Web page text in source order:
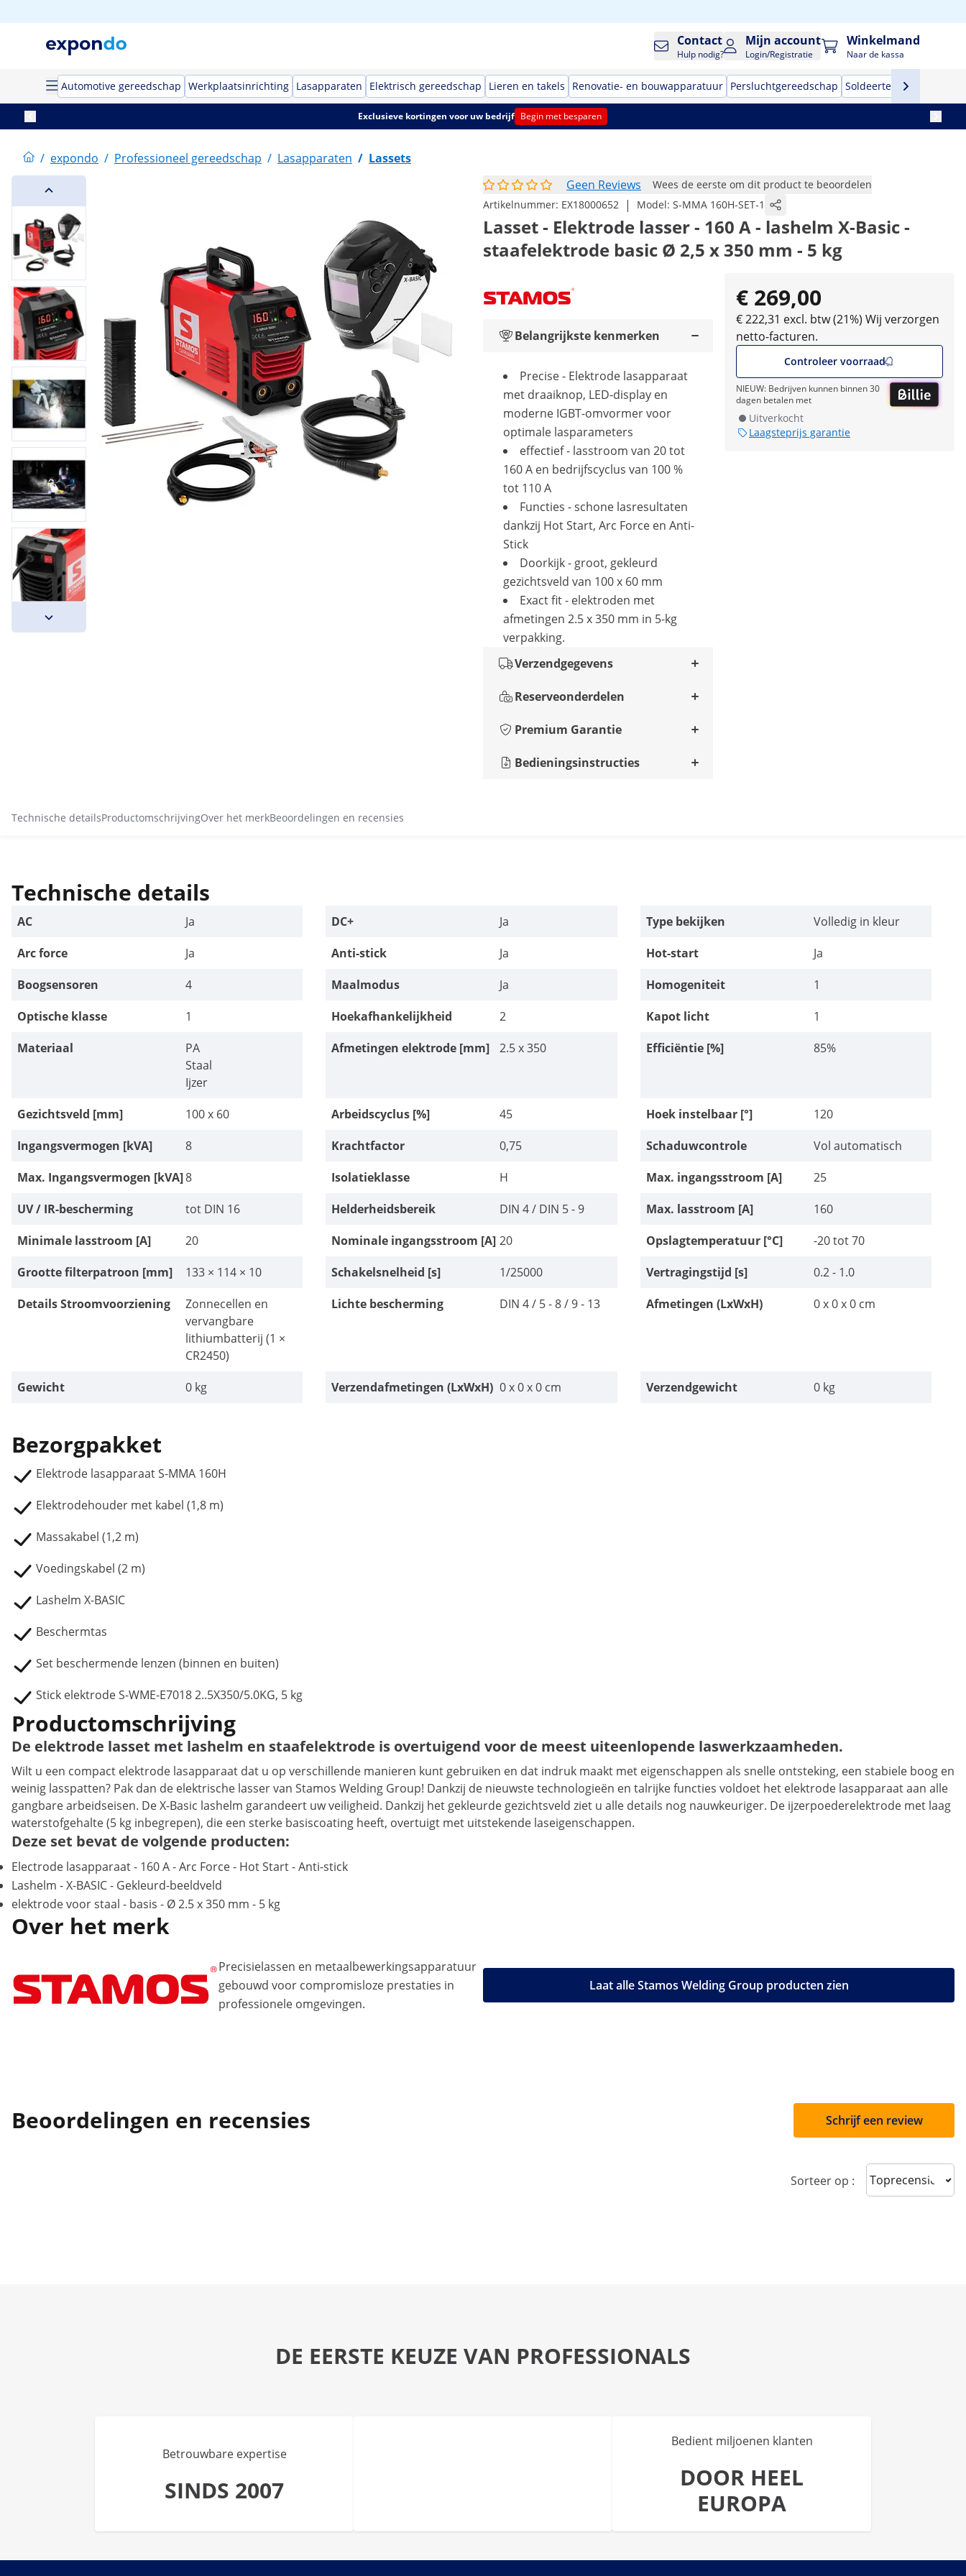
Contact
Hulp nodig?
Mijn account
Login/Registratie
Winkelmand
Naar de kassa
Automotive gereedschap Werkplaatsinrichting Lasapparaten Elektrisch gereedschap Lieren en takels Renovatie- en bouwapparatuur Persluchtgereedschap Soldeertechniek
Exclusieve kortingen voor uw bedrijf Begin met besparen
/ expondo / Professioneel gereedschap / Lasapparaten / Lassets
Geen Reviews
Wees de eerste om dit product te beoordelen
Artikelnummer: EX18000652 | Model: S-MMA 160H-SET-1
Lasset - Elektrode lasser - 160 A - lashelm X-Basic -
staafelektrode basic Ø 2,5 x 350 mm - 5 kg
€ 269,00
€ 222,31 excl. btw (21%) Wij verzorgen
netto-facturen.
Controleer voorraad
NIEUW: Bedrijven kunnen binnen 30
dagen betalen met
Uitverkocht
Laagsteprijs garantie
Belangrijkste kenmerken
Precise - Elektrode lasapparaat
met draaiknop, LED-display en
moderne IGBT-omvormer voor
optimale lasparameters
effectief - lasstroom van 20 tot
160 A en bedrijfscyclus van 100 %
tot 110 A
Functies - schone lasresultaten
dankzij Hot Start, Arc Force en Anti-
Stick
Doorkijk - groot, gekleurd
gezichtsveld van 100 x 60 mm
Exact fit - elektroden met
afmetingen 2.5 x 350 mm in 5-kg
verpakking.
Verzendgegevens
Reserveonderdelen
Premium Garantie
Bedieningsinstructies
Technische detailsProductomschrijvingOver het merkBeoordelingen en recensies
Technische details
AC Ja DC+ Ja Type bekijken
Volledig in kleur
Arc force
Ja Anti-stick Ja Hot-start
Ja
Boogsensoren
4 Maalmodus Ja Homogeniteit
1
Optische klasse
1 Hoekafhankelijkheid 2 Kapot licht
1
Materiaal
PA
Staal
Ijzer
Afmetingen elektrode [mm] 2.5 x 350 Efficiëntie [%] 85%
Gezichtsveld [mm] 100 x 60 Arbeidscyclus [%] 45 Hoek instelbaar [°]
120
Ingangsvermogen [kVA]
8 Krachtfactor 0,75 Schaduwcontrole
Vol automatisch
Max. Ingangsvermogen [kVA]8 Isolatieklasse H Max. ingangsstroom [A]
25
UV / IR-bescherming
tot DIN 16 Helderheidsbereik DIN 4 / DIN 5 - 9 Max. lasstroom [A]
160
Minimale lasstroom [A]
20 Nominale ingangsstroom [A] 20 Opslagtemperatuur [°C]
-20 tot 70
Grootte filterpatroon [mm]
133 × 114 × 10 Schakelsnelheid [s] 1/25000 Vertragingstijd [s]
0.2 - 1.0
Details Stroomvoorziening
Zonnecellen en
vervangbare
lithiumbatterij (1 ×
CR2450)
Lichte bescherming DIN 4 / 5 - 8 / 9 - 13 Afmetingen (LxWxH) 0 x 0 x 0 cm
Gewicht 0 kg Verzendafmetingen (LxWxH) 0 x 0 x 0 cm Verzendgewicht 0 kg
Bezorgpakket
Elektrode lasapparaat S-MMA 160H
Elektrodehouder met kabel (1,8 m)
Massakabel (1,2 m)
Voedingskabel (2 m)
Lashelm X-BASIC
Beschermtas
Set beschermende lenzen (binnen en buiten)
Stick elektrode S-WME-E7018 2..5X350/5.0KG, 5 kg
Productomschrijving
De elektrode lasset met lashelm en staafelektrode is overtuigend voor de meest uiteenlopende laswerkzaamheden.
Wilt u een compact elektrode lasapparaat dat u op verschillende manieren kunt gebruiken en dat indruk maakt met eigenschappen als snelle ontsteking, een stabiele boog en
weinig lasspatten? Pak dan de elektrische lasser van Stamos Welding Group! Dankzij de nieuwste technologieën en talrijke functies voldoet het elektrode lasapparaat aan alle
gangbare arbeidseisen. De X-Basic lashelm garandeert uw veiligheid. Dankzij het gekleurde gezichtsveld ziet u alle details nog nauwkeuriger. De ijzerpoederelektrode met laag
waterstofgehalte (5 kg inbegrepen), die een sterke basiscoating heeft, overtuigt met uitstekende laseigenschappen.
Deze set bevat de volgende producten:
Electrode lasapparaat - 160 A - Arc Force - Hot Start - Anti-stick
Lashelm - X-BASIC - Gekleurd-beeldveld
elektrode voor staal - basis - Ø 2.5 x 350 mm - 5 kg
Over het merk
Precisielassen en metaalbewerkingsapparatuur
gebouwd voor compromisloze prestaties in
professionele omgevingen.
Laat alle Stamos Welding Group producten zien
Beoordelingen en recensies Schrijf een review
Sorteer op : Sort reviews
DE EERSTE KEUZE VAN PROFESSIONALS
Betrouwbare expertise
SINDS 2007
Bedient miljoenen klanten
DOOR HEEL
EUROPA